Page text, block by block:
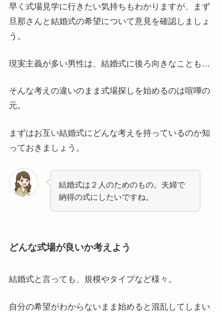
早く式場見学に行きたい気持ちもわかりますが、まず
旦那さんと結婚式の希望について意見を確認しましょ
う。
現実主義が多い男性は、結婚式に後ろ向きなことも…
そんな考えの違いのまま式場探しを始めるのは喧嘩の
元。
まずはお互い結婚式にどんな考えを持っているのか知
っておきましょう。
結婚式は２人のためのもの。夫婦で
納得の式にしたいですね。
どんな式場が良いか考えよう
結婚式と言っても、規模やタイプなど様々。
自分の希望がわからないまま始めると混乱してしまい